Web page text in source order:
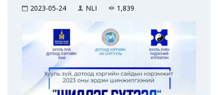
2023-05-24 NLI 1,839